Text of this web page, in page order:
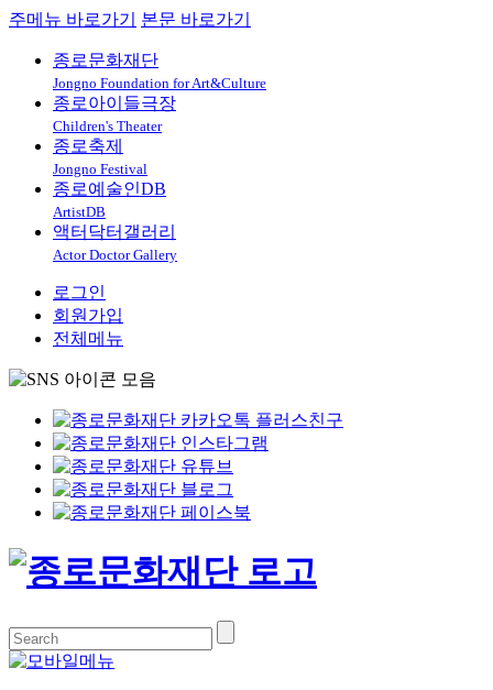
주메뉴 바로가기 본문 바로가기
종로문화재단
Jongno Foundation for Art&Culture
종로아이들극장
Children's Theater
종로축제
Jongno Festival
종로예술인DB
ArtistDB
액터닥터갤러리
Actor Doctor Gallery
로그인
회원가입
전체메뉴